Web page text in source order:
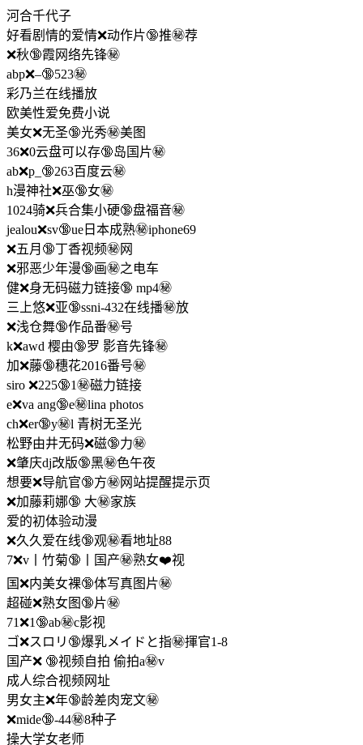
河合千代子
好看剧情的爱情❌动作片🔞推㊙️荐
❌秋🔞霞网络先锋㊙️
abp❌–🔞523㊙️
彩乃兰在线播放
欧美性爱免费小说
美女❌无圣🔞光秀㊙️美图
36❌0云盘可以存🔞岛国片㊙️
ab❌p_🔞263百度云㊙️
h漫神社❌巫🔞女㊙️
1024骑❌兵合集小硬🔞盘福音㊙️
jealou❌sv🔞ue日本成熟㊙️iphone69
❌五月🔞丁香视频㊙️网
❌邪恶少年漫🔞画㊙️之电车
健❌身无码磁力链接🔞 mp4㊙️
三上悠❌亚🔞ssni-432在线播㊙️放
❌浅仓舞🔞作品番㊙️号
k❌awd 樱由🔞罗 影音先锋㊙️
加❌藤🔞穗花2016番号㊙️
siro ❌225🔞1㊙️磁力链接
e❌va ang🔞e㊙️lina photos
ch❌er🔞y㊙️l 青树无圣光
松野由井无码❌磁🔞力㊙️
❌肇庆dj改版🔞黑㊙️色午夜
想要❌导航官🔞方㊙️网站提醒提示页
❌加藤莉娜🔞 大㊙️家族
爱的初体验动漫
❌久久爱在线🔞观㊙️看地址88
7❌v丨竹菊🔞丨国产㊙️熟女❤️视
国❌内美女裸🔞体写真图片㊙️
超碰❌熟女图🔞片㊙️
71❌1🔞ab㊙️c影视
ゴ❌スロリ🔞爆乳メイドと指㊙️揮官1-8
国产❌ 🔞视频自拍 偷拍a㊙️v
成人综合视频网址
男女主❌年🔞龄差肉宠文㊙️
❌mide🔞-44㊙️8种子
操大学女老师